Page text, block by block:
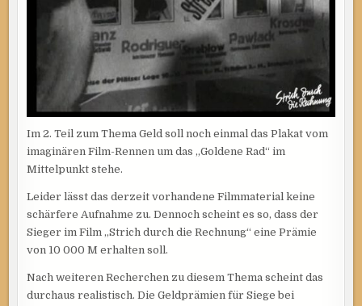
Im 2. Teil zum Thema Geld soll noch einmal das Plakat vom
imaginären Film-Rennen um das „Goldene Rad“ im
Mittelpunkt stehe.
Leider lässt das derzeit vorhandene Filmmaterial keine
schärfere Aufnahme zu. Dennoch scheint es so, dass der
Sieger im Film „Strich durch die Rechnung“ eine Prämie
von 10 000 M erhalten soll.
Nach weiteren Recherchen zu diesem Thema scheint das
durchaus realistisch. Die Geldprämien für Siege bei